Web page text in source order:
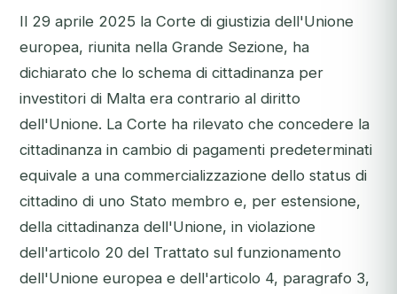
Il 29 aprile 2025 la Corte di giustizia dell'Unione
europea, riunita nella Grande Sezione, ha
dichiarato che lo schema di cittadinanza per
investitori di Malta era contrario al diritto
dell'Unione. La Corte ha rilevato che concedere la
cittadinanza in cambio di pagamenti predeterminati
equivale a una commercializzazione dello status di
cittadino di uno Stato membro e, per estensione,
della cittadinanza dell'Unione, in violazione
dell'articolo 20 del Trattato sul funzionamento
dell'Unione europea e dell'articolo 4, paragrafo 3,